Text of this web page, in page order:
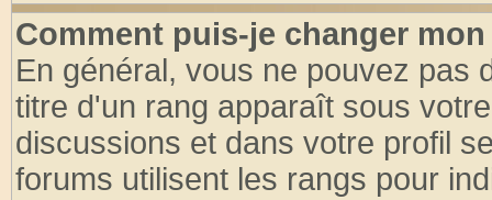
Comment puis-je changer
En général, vous ne pouvez pas
titre d'un rang apparaît sous
discussions et dans votre profil
forums utilisent les rangs pour